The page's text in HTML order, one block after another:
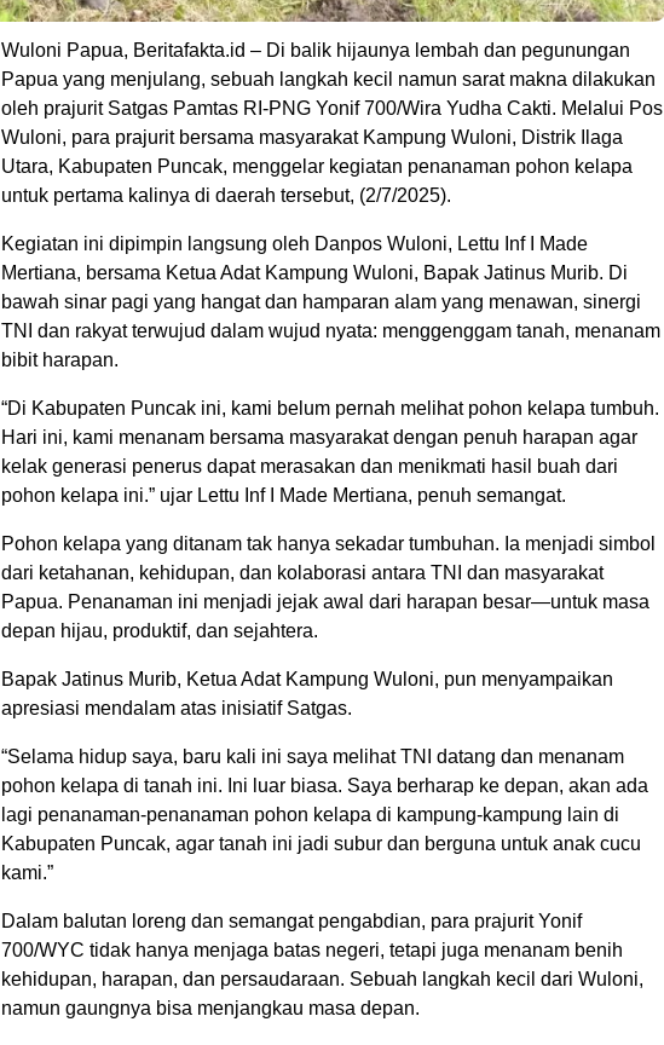
Wuloni Papua, Beritafakta.id – Di balik hijaunya lembah dan pegunungan
Papua yang menjulang, sebuah langkah kecil namun sarat makna dilakukan
oleh prajurit Satgas Pamtas RI-PNG Yonif 700/Wira Yudha Cakti. Melalui Pos
Wuloni, para prajurit bersama masyarakat Kampung Wuloni, Distrik Ilaga
Utara, Kabupaten Puncak, menggelar kegiatan penanaman pohon kelapa
untuk pertama kalinya di daerah tersebut, (2/7/2025).
Kegiatan ini dipimpin langsung oleh Danpos Wuloni, Lettu Inf I Made
Mertiana, bersama Ketua Adat Kampung Wuloni, Bapak Jatinus Murib. Di
bawah sinar pagi yang hangat dan hamparan alam yang menawan, sinergi
TNI dan rakyat terwujud dalam wujud nyata: menggenggam tanah, menanam
bibit harapan.
“Di Kabupaten Puncak ini, kami belum pernah melihat pohon kelapa tumbuh.
Hari ini, kami menanam bersama masyarakat dengan penuh harapan agar
kelak generasi penerus dapat merasakan dan menikmati hasil buah dari
pohon kelapa ini.” ujar Lettu Inf I Made Mertiana, penuh semangat.
Pohon kelapa yang ditanam tak hanya sekadar tumbuhan. Ia menjadi simbol
dari ketahanan, kehidupan, dan kolaborasi antara TNI dan masyarakat
Papua. Penanaman ini menjadi jejak awal dari harapan besar—untuk masa
depan hijau, produktif, dan sejahtera.
Bapak Jatinus Murib, Ketua Adat Kampung Wuloni, pun menyampaikan
apresiasi mendalam atas inisiatif Satgas.
“Selama hidup saya, baru kali ini saya melihat TNI datang dan menanam
pohon kelapa di tanah ini. Ini luar biasa. Saya berharap ke depan, akan ada
lagi penanaman-penanaman pohon kelapa di kampung-kampung lain di
Kabupaten Puncak, agar tanah ini jadi subur dan berguna untuk anak cucu
kami.”
Dalam balutan loreng dan semangat pengabdian, para prajurit Yonif
700/WYC tidak hanya menjaga batas negeri, tetapi juga menanam benih
kehidupan, harapan, dan persaudaraan. Sebuah langkah kecil dari Wuloni,
namun gaungnya bisa menjangkau masa depan.